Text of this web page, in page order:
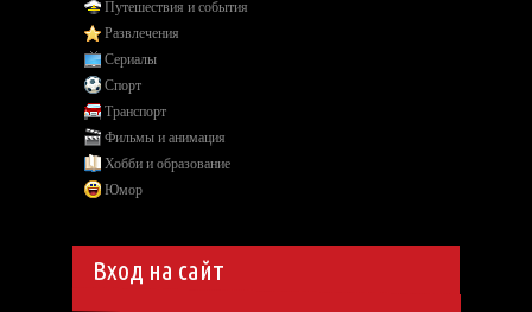
Путешествия и события
Развлечения
Сериалы
Спорт
Транспорт
Фильмы и анимация
Хобби и образование
Юмор
Вход на сайт